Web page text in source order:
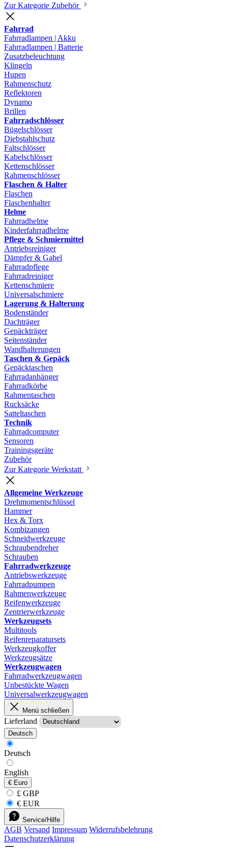
Zur Kategorie Zubehör
Fahrrad
Fahrradlampen | Akku
Fahrradlampen | Batterie
Zusatzbeleuchtung
Klingeln
Hupen
Rahmenschutz
Reflektoren
Dynamo
Brillen
Fahrradschlösser
Bügelschlösser
Diebstahlschutz
Faltschlösser
Kabelschlösser
Kettenschlösser
Rahmenschlösser
Flaschen & Halter
Flaschen
Flaschenhalter
Helme
Fahrradhelme
Kinderfahrradhelme
Pflege & Schmiermittel
Antriebsreiniger
Dämpfer & Gabel
Fahrradpflege
Fahrradreiniger
Kettenschmiere
Universalschmiere
Lagerung & Halterung
Bodenständer
Dachträger
Gepäckträger
Seitenständer
Wandhalterungen
Taschen & Gepäck
Gepäcktaschen
Fahrradanhänger
Fahrradkörbe
Rahmentaschen
Rucksäcke
Satteltaschen
Technik
Fahrradcomputer
Sensoren
Trainingsgeräte
Zubehör
Zur Kategorie Werkstatt
Allgemeine Werkzeuge
Drehmomentschlüssel
Hammer
Hex & Torx
Kombizangen
Schneidwerkzeuge
Schraubendreher
Schrauben
Fahrradwerkzeuge
Antriebswerkzeuge
Fahrradpumpen
Rahmenwerkzeuge
Reifenwerkzeuge
Zentrierwerkzeuge
Werkzeugsets
Multitools
Reifenreparatursets
Werkzeugkoffer
Werkzeugsätze
Werkzeugwagen
Fahrradwerkzeugwagen
Unbestückte Wagen
Universalwerkzeugwagen
Menü schließen
Lieferland
Deutsch
Deutsch
English
€ Euro
£ GBP
€ EUR
Service/Hilfe
AGB Versand Impressum Widerrufsbelehrung
Datenschutzerklärung